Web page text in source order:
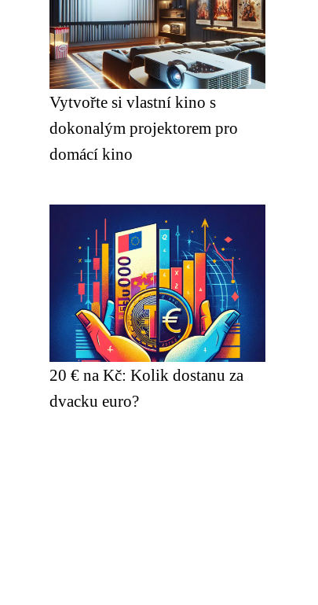
Vytvořte si vlastní kino s
dokonalým projektorem pro
domácí kino
20 € na Kč: Kolik dostanu za
dvacku euro?